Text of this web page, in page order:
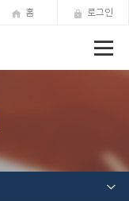
홈 로그인